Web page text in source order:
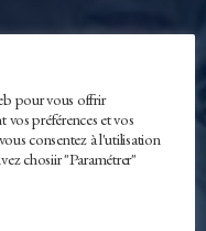
pour vous offrir
vos préférences et vos
consentez à l'utilisation
chosiir "Paramétrer"